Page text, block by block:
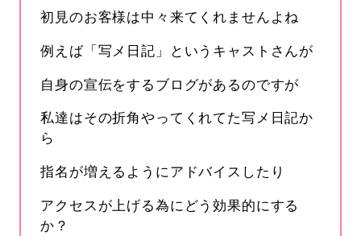
初見のお客様は中々来てくれませんよね
例えば「写メ日記」というキャストさんが
自身の宣伝をするブログがあるのですが
私達はその折角やってくれてた写メ日記か
ら
指名が増えるようにアドバイスしたり
アクセスが上げる為にどう効果的にする
か？